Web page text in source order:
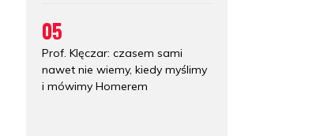
05
Prof. Klęczar: czasem sami
nawet nie wiemy, kiedy myślimy
i mówimy Homerem